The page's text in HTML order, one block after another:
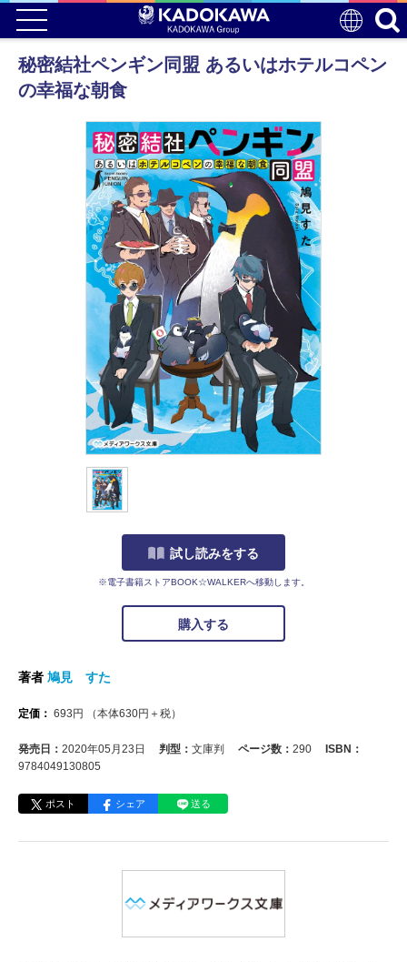
秘密結社ペンギン同盟 あるいはホテルコペン
の幸福な朝食
試し読みをする
※電子書籍ストアBOOK☆WALKERへ移動します。
購入する
著者 鳩見 すた
定価： 693 円 （本体630円＋税）
発売日： 2020年05月23日 判型： 文庫判 ページ数： 290
ISBN：
9784049130805
ポスト シェア 送る